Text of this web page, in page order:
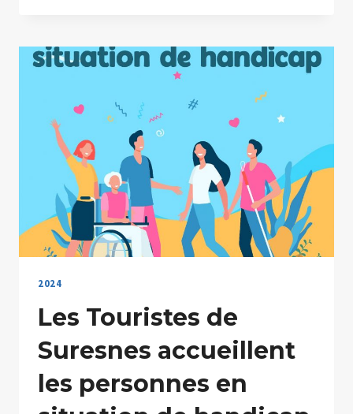
2025
2024
Les Touristes de
Suresnes accueillent
les personnes en